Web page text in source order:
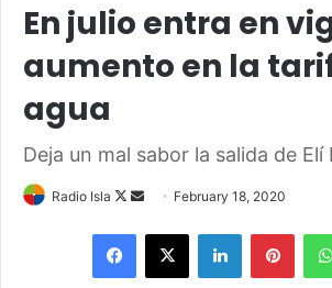
En julio entra en
aumento en la
agua
Deja un mal sabor la salida de Elí
Radio Isla
Follow
Send
email
February 18, 2020
Facebook
X LinkedIn